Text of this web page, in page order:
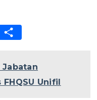
Jabatan
Unifil